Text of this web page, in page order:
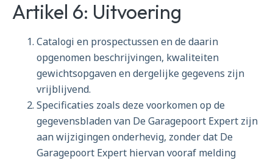
Artikel 6: Uitvoering
Catalogi en prospectussen en de daarin
opgenomen beschrijvingen, kwaliteiten
gewichtsopgaven en dergelijke gegevens zijn
vrijblijvend.
Specificaties zoals deze voorkomen op de
gegevensbladen van De Garagepoort Expert zijn
aan wijzigingen onderhevig, zonder dat De
Garagepoort Expert hiervan vooraf melding